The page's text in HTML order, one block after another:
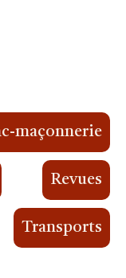
maçonnerie
Revues
Transports